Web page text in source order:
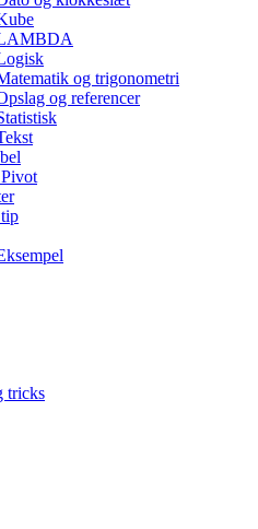
og trigonometri
og referencer
tricks